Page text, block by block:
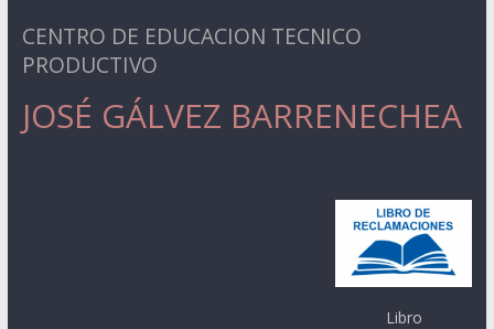
CENTRO DE EDUCACION TECNICO
PRODUCTIVO
JOSÉ GÁLVEZ BARRENECHEA
Libro